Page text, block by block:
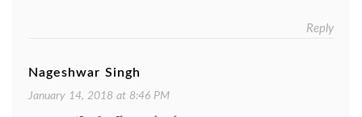
Reply
Nageshwar Singh
January 14, 2018 at 8:46 PM